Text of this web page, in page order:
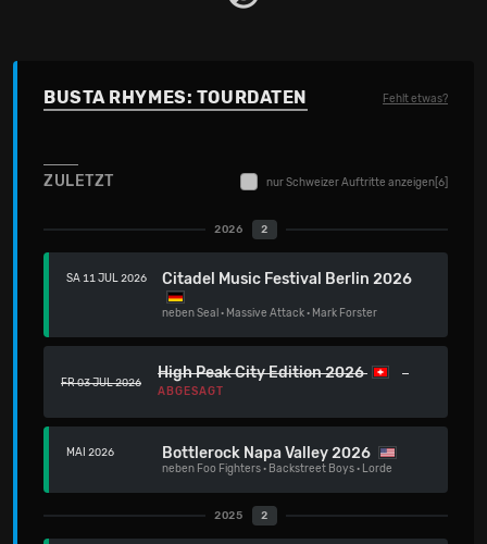
BUSTA RHYMES: TOURDATEN Fehlt etwas?
ZULETZT nur Schweizer Auftritte anzeigen [6]
2026 2
SA 11 JUL 2026 Citadel Music Festival Berlin 2026
nebenSeal · Massive Attack· Mark Forster
FR 03 JUL 2026
High Peak City Edition 2026
ABGESAGT
MAI 2026 Bottlerock Napa Valley 2026
neben Foo Fighters· Backstreet Boys· Lorde
2025 2